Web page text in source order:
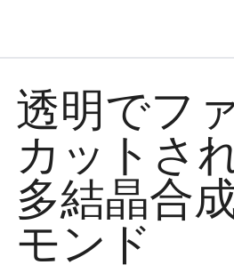
透明でフ
カットさ
多結晶合
モンド